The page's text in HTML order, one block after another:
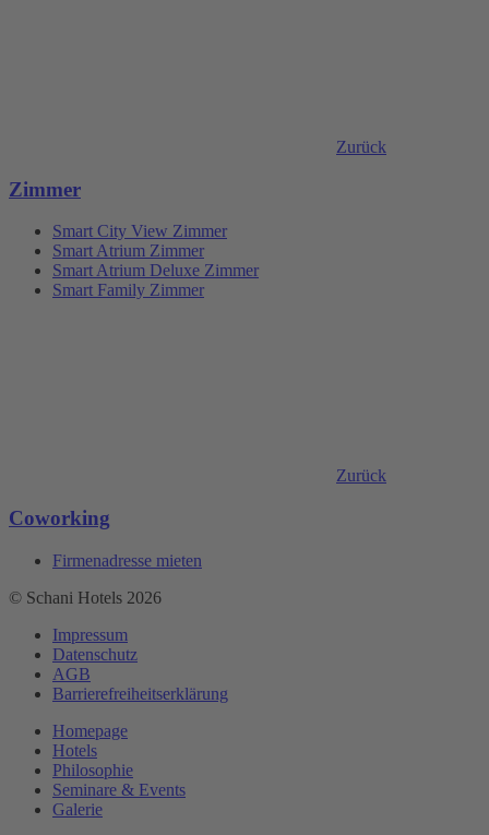
Zurück
Zimmer
Smart City View Zimmer
Smart Atrium Zimmer
Smart Atrium Deluxe Zimmer
Smart Family Zimmer
Zurück
Coworking
Firmenadresse mieten
© Schani Hotels 2026
Impressum
Datenschutz
AGB
Barrierefreiheitserklärung
Homepage
Hotels
Philosophie
Seminare & Events
Galerie